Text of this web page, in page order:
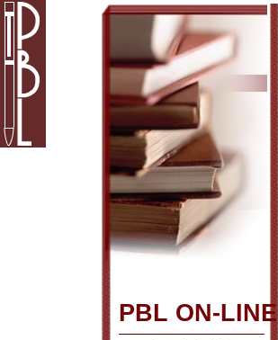
PBL ON-LINE